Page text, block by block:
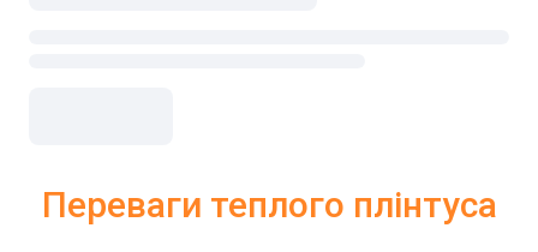
Переваги теплого плінтуса